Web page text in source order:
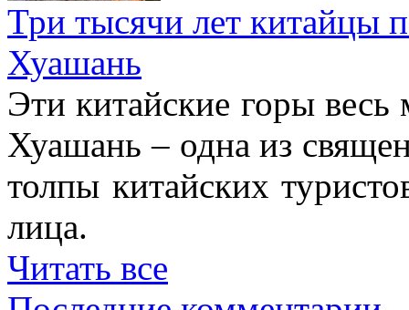
Три тысячи лет китайцы
Хуашань
Эти китайские горы
Хуашань – одна из
толпы китайских
лица.
Читать все